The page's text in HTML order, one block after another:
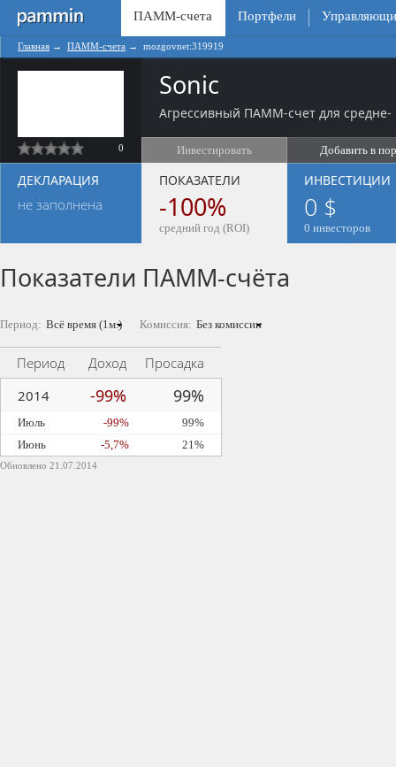
ПАММ-счета Портфели
Главная → ПАММ-счета → mozgovnet:319919
0
Sonic
Агрессивный ПАММ-счет для средне-
Инвестировать Добавить в
ДЕКЛАРАЦИЯ
не заполнена
ПОКАЗАТЕЛИ
-100%
средний год (ROI)
ИНВЕСТИЦИИ
0 $
0 инвесторов
Показатели ПАММ-счёта
Период: Комиссия:
Обновлено 21.07.2014
Период Доход
Просадка
2014
-99% 99%
Июль -99%
99%
Июнь
-5,7% 21%